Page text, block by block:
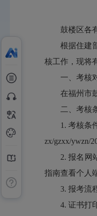
鼓楼区各
根据住建部
核工作，现将
一、考核
在福州市鼓
二、考核条
1. 考核条件
zx/gzxx/ywzn/
2. 报名网站
指南查看个人
3. 报考流程
4. 证书打印